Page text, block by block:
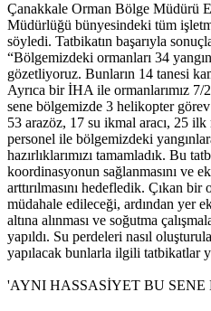
Çanakkale Orman Bölge Müdürü
Müdürlüğü bünyesindeki tüm
söyledi. Tatbikatın başarıyla
“Bölgemizdeki ormanları 34
gözetliyoruz. Bunların 14 tanesi
Ayrıca bir İHA ile ormanlarımız 7/
sene bölgemizde 3 helikopter
53 arazöz, 17 su ikmal aracı, 25 ilk
personel ile bölgemizdeki
hazırlıklarımızı tamamladık. Bu
koordinasyonun sağlanmasını ve
arttırılmasını hedefledik. Çıkan bir
müdahale edileceği, ardından yer
altına alınması ve soğutma
yapıldı. Su perdeleri nasıl
yapılacak bunlarla ilgili tatbikatlar
'AYNI HASSASİYET BU